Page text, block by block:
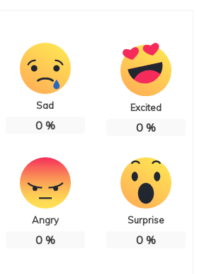
Sad
0%
Excited
0%
Angry
0%
Surprise
0%